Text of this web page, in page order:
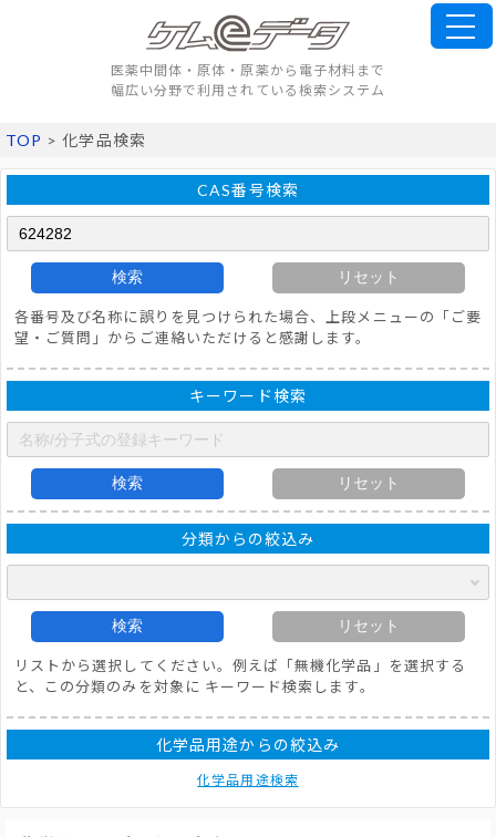
医薬中間体・原体・原薬から電子材料まで
幅広い分野で利用されている検索システム
TOP > 化学品検索
CAS番号検索
検索 リセット
各番号及び名称に誤りを見つけられた場合、上段メニューの「ご要
望・ご質問」からご連絡いただけると感謝します。
キーワード検索
検索 リセット
分類からの絞込み
検索 リセット
リストから選択してください。例えば「無機化学品」を選択する
と、この分類のみを対象に キーワード検索します。
化学品用途からの絞込み
化学品用途検索